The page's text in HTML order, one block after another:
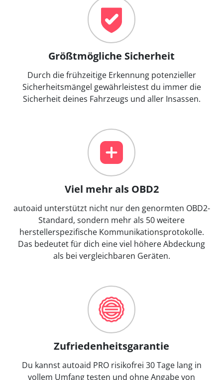
Größtmögliche Sicherheit
Durch die frühzeitige Erkennung potenzieller
Sicherheitsmängel gewährleistest du immer die
Sicherheit deines Fahrzeugs und aller Insassen.
Viel mehr als OBD2
autoaid unterstützt nicht nur den genormten OBD2-
Standard, sondern mehr als 50 weitere
herstellerspezifische Kommunikationsprotokolle.
Das bedeutet für dich eine viel höhere Abdeckung
als bei vergleichbaren Geräten.
Zufriedenheitsgarantie
Du kannst autoaid PRO risikofrei 30 Tage lang in
vollem Umfang testen und ohne Angabe von